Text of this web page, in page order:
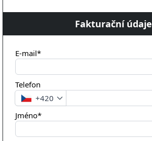
Fakturační údaje
E-mail*
Telefon
+420
Jméno*